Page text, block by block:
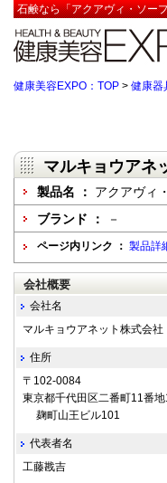
石鹸なら「アクアヴィ・ソー
健康美容EXPO：TOP > 健康器
マルキョウアネ
製品名 ： アクアヴィ
ブランド ：
－
ページ内リンク ： 製品詳
会社概要
会社名
マルキョウアネット株式会社
住所
〒102-0084
東京都千代田区二番町11番
麹町山王ビル101
代表者名
工藤戡吉